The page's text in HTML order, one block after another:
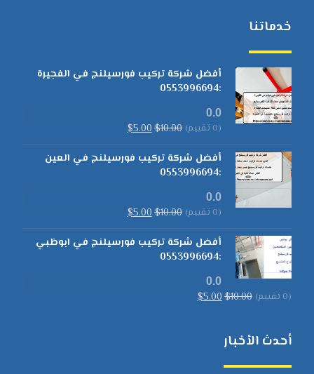
خدماتنا
أفضل شركة تركيب فورسيلنج في الفجيرة
:0553996694
0.0
(0 تقييم) $10.00
$5.00
أفضل شركة تركيب فورسيلنج في العين
:0553996694
0.0
(0 تقييم) $10.00
$5.00
أفضل شركة تركيب فورسيلنج في ابوظبي
:0553996694
0.0
(0 تقييم) $10.00
$5.00
أحدث الأخبار